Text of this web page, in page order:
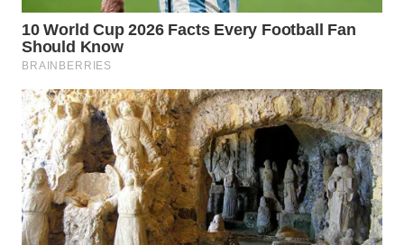
DEPOK
WN
TAPANULI
UTARA
WN
SAMOSIR
WN